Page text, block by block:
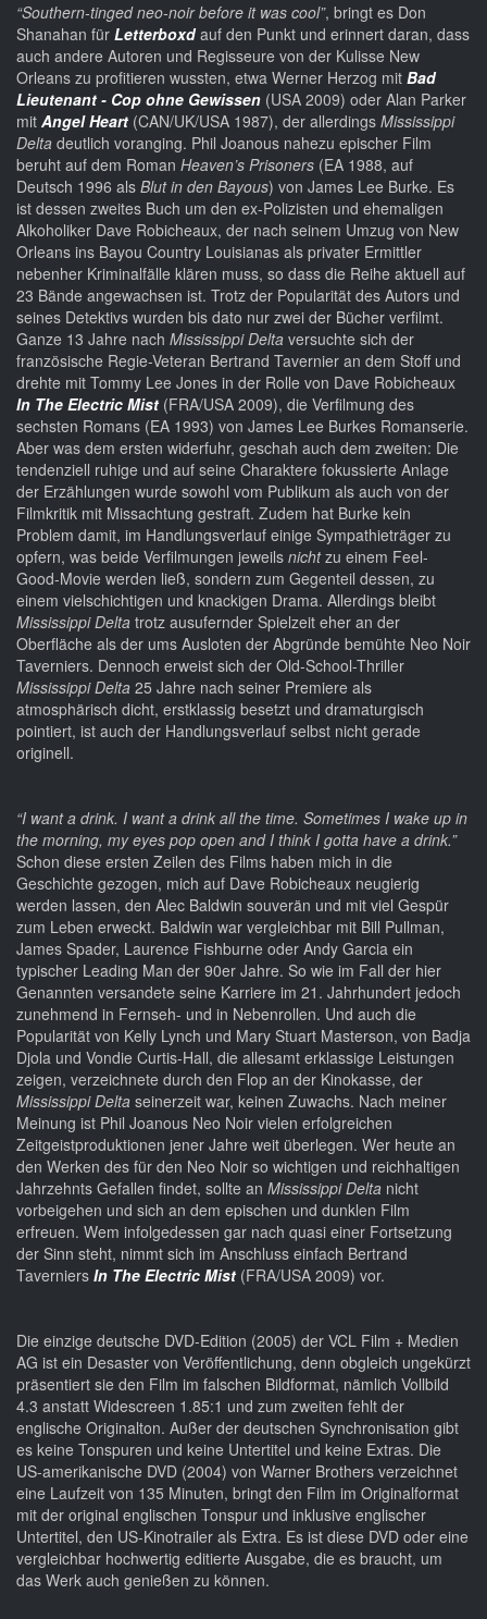
“Southern-tinged neo-noir before it was cool”, bringt es Don
Shanahan für Letterboxdauf den Punkt und erinnert daran, dass
auch andere Autoren und Regisseure von der Kulisse New
Orleans zu profitieren wussten, etwa Werner Herzog mit Bad
Lieutenant - Cop ohne Gewissen (USA 2009) oder Alan Parker
mit Angel Heart (CAN/UK/USA 1987), der allerdings Mississippi
Delta deutlich voranging. Phil Joanous nahezu epischer Film
beruht auf dem Roman Heaven’s Prisoners (EA 1988, auf
Deutsch 1996 als Blut in den Bayous) von James Lee Burke. Es
ist dessen zweites Buch um den ex-Polizisten und ehemaligen
Alkoholiker Dave Robicheaux, der nach seinem Umzug von New
Orleans ins Bayou Country Louisianas als privater Ermittler
nebenher Kriminalfälle klären muss, so dass die Reihe aktuell auf
23 Bände angewachsen ist. Trotz der Popularität des Autors und
seines Detektivs wurden bis dato nur zwei der Bücher verfilmt.
Ganze 13 Jahre nach Mississippi Delta versuchte sich der
französische Regie-Veteran Bertrand Tavernier an dem Stoff und
drehte mit Tommy Lee Jones in der Rolle von Dave Robicheaux
In The Electric Mist (FRA/USA 2009), die Verfilmung des
sechsten Romans (EA 1993) von James Lee Burkes Romanserie.
Aber was dem ersten widerfuhr, geschah auch dem zweiten: Die
tendenziell ruhige und auf seine Charaktere fokussierte Anlage
der Erzählungen wurde sowohl vom Publikum als auch von der
Filmkritik mit Missachtung gestraft. Zudem hat Burke kein
Problem damit, im Handlungsverlauf einige Sympathieträger zu
opfern, was beide Verfilmungen jeweils nichtzu einem Feel-
Good-Movie werden ließ, sondern zum Gegenteil dessen, zu
einem vielschichtigen und knackigen Drama. Allerdings bleibt
Mississippi Delta trotz ausufernder Spielzeit eher an der
Oberfläche als der ums Ausloten der Abgründe bemühte Neo Noir
Taverniers. Dennoch erweist sich der Old-School-Thriller
Mississippi Delta 25 Jahre nach seiner Premiere als
atmosphärisch dicht, erstklassig besetzt und dramaturgisch
pointiert, ist auch der Handlungsverlauf selbst nicht gerade
originell.
“I want a drink. I want a drink all the time. Sometimes I wake up in
the morning, my eyes pop open and I think I gotta have a drink.”
Schon diese ersten Zeilen des Films haben mich in die
Geschichte gezogen, mich auf Dave Robicheaux neugierig
werden lassen, den Alec Baldwin souverän und mit viel Gespür
zum Leben erweckt. Baldwin war vergleichbar mit Bill Pullman,
James Spader, Laurence Fishburne oder Andy Garcia ein
typischer Leading Man der 90er Jahre. So wie im Fall der hier
Genannten versandete seine Karriere im 21. Jahrhundert jedoch
zunehmend in Fernseh- und in Nebenrollen. Und auch die
Popularität von Kelly Lynch und Mary Stuart Masterson, von Badja
Djola und Vondie Curtis-Hall, die allesamt erklassige Leistungen
zeigen, verzeichnete durch den Flop an der Kinokasse, der
Mississippi Delta seinerzeit war, keinen Zuwachs. Nach meiner
Meinung ist Phil Joanous Neo Noir vielen erfolgreichen
Zeitgeistproduktionen jener Jahre weit überlegen. Wer heute an
den Werken des für den Neo Noir so wichtigen und reichhaltigen
Jahrzehnts Gefallen findet, sollte an Mississippi Delta nicht
vorbeigehen und sich an dem epischen und dunklen Film
erfreuen. Wem infolgedessen gar nach quasi einer Fortsetzung
der Sinn steht, nimmt sich im Anschluss einfach Bertrand
Taverniers In The Electric Mist (FRA/USA 2009) vor.
Die einzige deutsche DVD-Edition (2005) der VCL Film + Medien
AG ist ein Desaster von Veröffentlichung, denn obgleich ungekürzt
präsentiert sie den Film im falschen Bildformat, nämlich Vollbild
4.3 anstatt Widescreen 1.85:1 und zum zweiten fehlt der
englische Originalton. Außer der deutschen Synchronisation gibt
es keine Tonspuren und keine Untertitel und keine Extras. Die
US-amerikanische DVD (2004) von Warner Brothers verzeichnet
eine Laufzeit von 135 Minuten, bringt den Film im Originalformat
mit der original englischen Tonspur und inklusive englischer
Untertitel, den US-Kinotrailer als Extra. Es ist diese DVD oder eine
vergleichbar hochwertig editierte Ausgabe, die es braucht, um
das Werk auch genießen zu können.